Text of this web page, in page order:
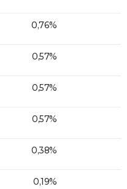
0,76%
0,57%
0,57%
0,57%
0,38%
0,19%